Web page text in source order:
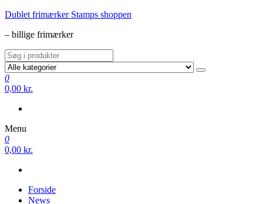
Videre
indhold
Dublet frimærker Stamps shoppen
– billige frimærker
0
0,00 kr.
Menu
0
0,00 kr.
Forside
News